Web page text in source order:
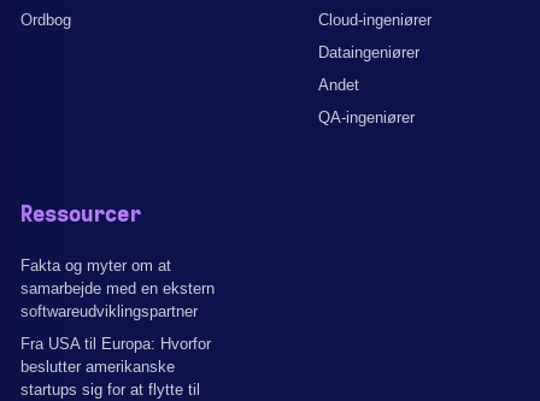
Ordbog
Cloud-ingeniører
Dataingeniører
Andet
QA-ingeniører
Ressourcer
Fakta og myter om at
samarbejde med en ekstern
softwareudviklingspartner
Fra USA til Europa: Hvorfor
beslutter amerikanske
startups sig for at flytte til